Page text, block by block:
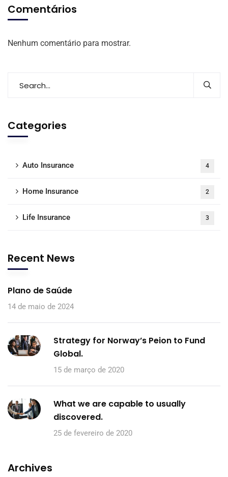
Comentários
Nenhum comentário para mostrar.
Categories
Auto Insurance 4
Home Insurance 2
Life Insurance 3
Recent News
Plano de Saúde
14 de maio de 2024
Strategy for Norway’s Peion to Fund
Global.
15 de março de 2020
What we are capable to usually
discovered.
25 de fevereiro de 2020
Archives